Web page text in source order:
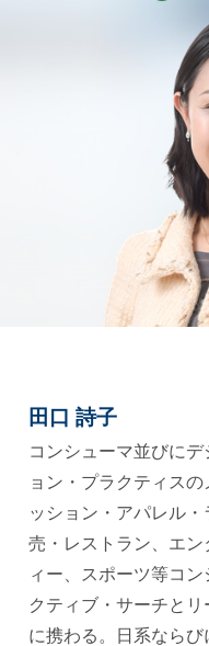
田口 詩子
コンシューマ並びに
ョン・プラクティス
ッション・アパレル
売・レストラン、エ
ィー、スポーツ等コ
クティブ・サーチと
に携わる。日系なら